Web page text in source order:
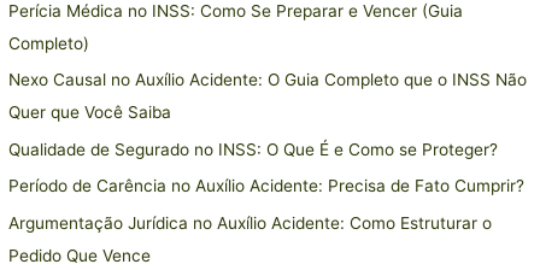
Perícia Médica no INSS: Como Se Preparar e Vencer (Guia
Completo)
Nexo Causal no Auxílio Acidente: O Guia Completo que o INSS Não
Quer que Você Saiba
Qualidade de Segurado no INSS: O Que É e Como se Proteger?
Período de Carência no Auxílio Acidente: Precisa de Fato Cumprir?
Argumentação Jurídica no Auxílio Acidente: Como Estruturar o
Pedido Que Vence